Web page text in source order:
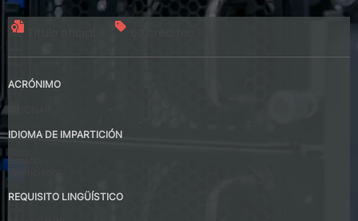
ACRÓNIMO
IDIOMA DE IMPARTICIÓN
REQUISITO LINGÜÍSTICO